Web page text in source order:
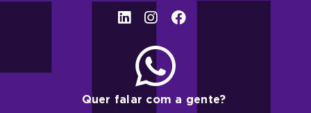
Quer falar com a gente?